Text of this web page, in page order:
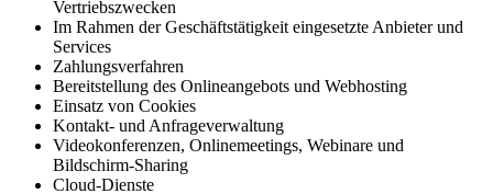
Vertriebszwecken
Im Rahmen der Geschäftstätigkeit eingesetzte Anbieter und
Services
Zahlungsverfahren
Bereitstellung des Onlineangebots und Webhosting
Einsatz von Cookies
Kontakt- und Anfrageverwaltung
Videokonferenzen, Onlinemeetings, Webinare und
Bildschirm-Sharing
Cloud-Dienste